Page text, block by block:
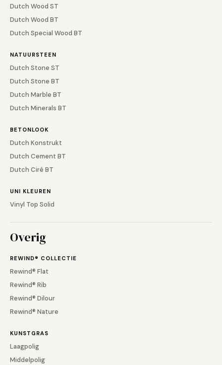
Dutch Wood ST
Dutch Wood BT
Dutch Special Wood BT
NATUURSTEEN
Dutch Stone ST
Dutch Stone BT
Dutch Marble BT
Dutch Minerals BT
BETONLOOK
Dutch Konstrukt
Dutch Cement BT
Dutch Ciré BT
UNI KLEUREN
Vinyl Top Solid
Overig
REWIND® COLLECTIE
Rewind® Flat
Rewind® Rib
Rewind® Dilour
Rewind® Nature
KUNSTGRAS
Laagpolig
Middelpolig